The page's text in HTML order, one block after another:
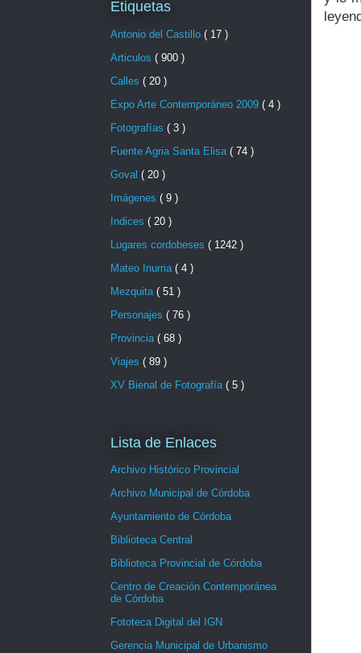
Etiquetas
Antonio del Castillo ( 17 )
Articulos ( 900 )
Calles ( 20 )
Expo Arte Contemporáneo 2009 ( 4 )
Fotografías ( 3 )
Fuente Agria Santa Elisa ( 74 )
Goval ( 20 )
Imágenes ( 9 )
Indices ( 20 )
Lugares cordobeses ( 1242 )
Mateo Inurria ( 4 )
Mezquita ( 51 )
Personajes ( 76 )
Provincia ( 68 )
Viajes ( 89 )
XV Bienal de Fotografía ( 5 )
Lista de Enlaces
Archivo Histórico Provincial
Archivo Municipal de Córdoba
Ayuntamiento de Córdoba
Biblioteca Central
Biblioteca Provincial de Córdoba
Centro de Creación Contemporánea
de Córdoba
Fototeca Digital del IGN
Gerencia Municipal de Urbanismo